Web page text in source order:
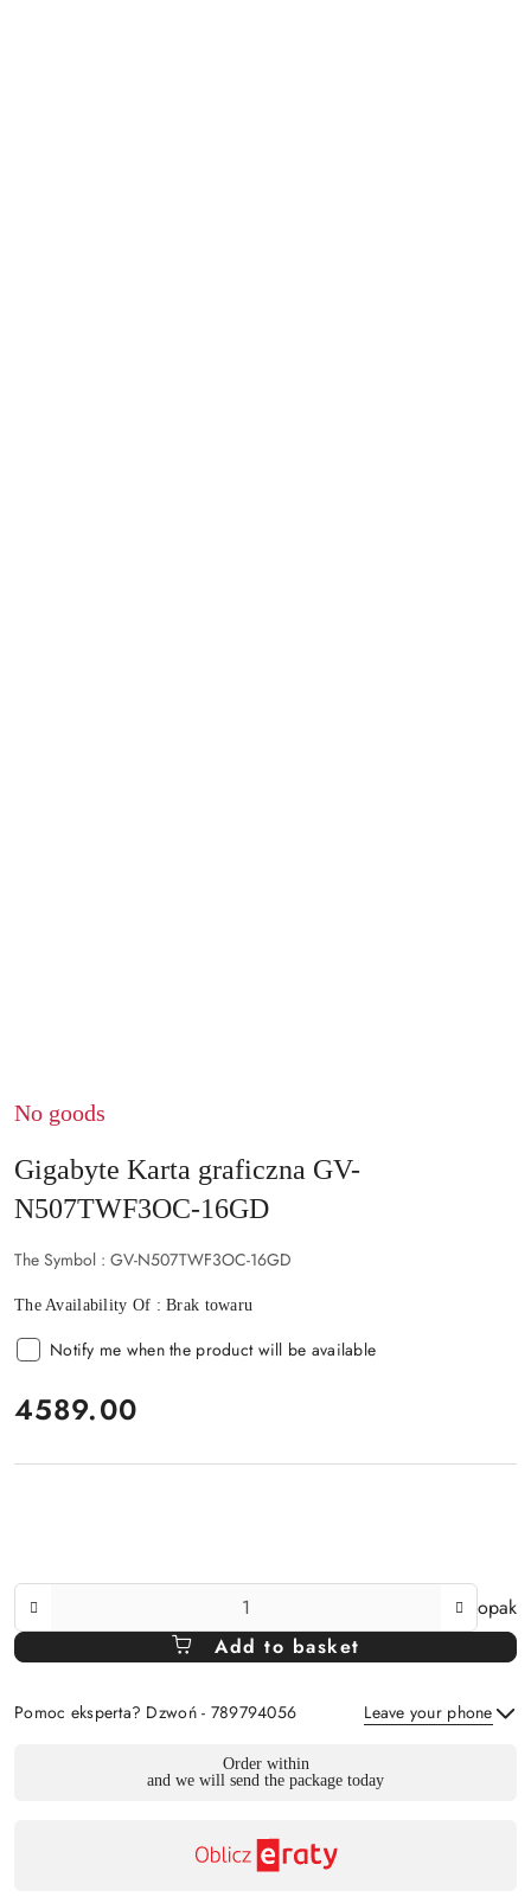
No goods
Gigabyte Karta graficzna GV-
N507TWF3OC-16GD
The Symbol : GV-N507TWF3OC-16GD
The Availability Of :Brak towaru
Notify me when the product will be available
price:
4589.00
opak
Add to basket
Pomoc eksperta? Dzwoń - 789794056 Leave your phone
Order within
and we will send the package today